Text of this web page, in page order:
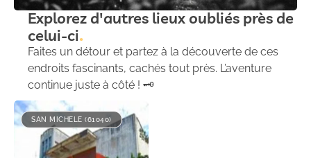
Explorez d'autres lieux oubliés près de
celui-ci
Faites un détour et partez à la découverte de ces
endroits fascinants, cachés tout près. L’aventure
continue juste à côté ! 🗝️
SAN MICHELE (61040)